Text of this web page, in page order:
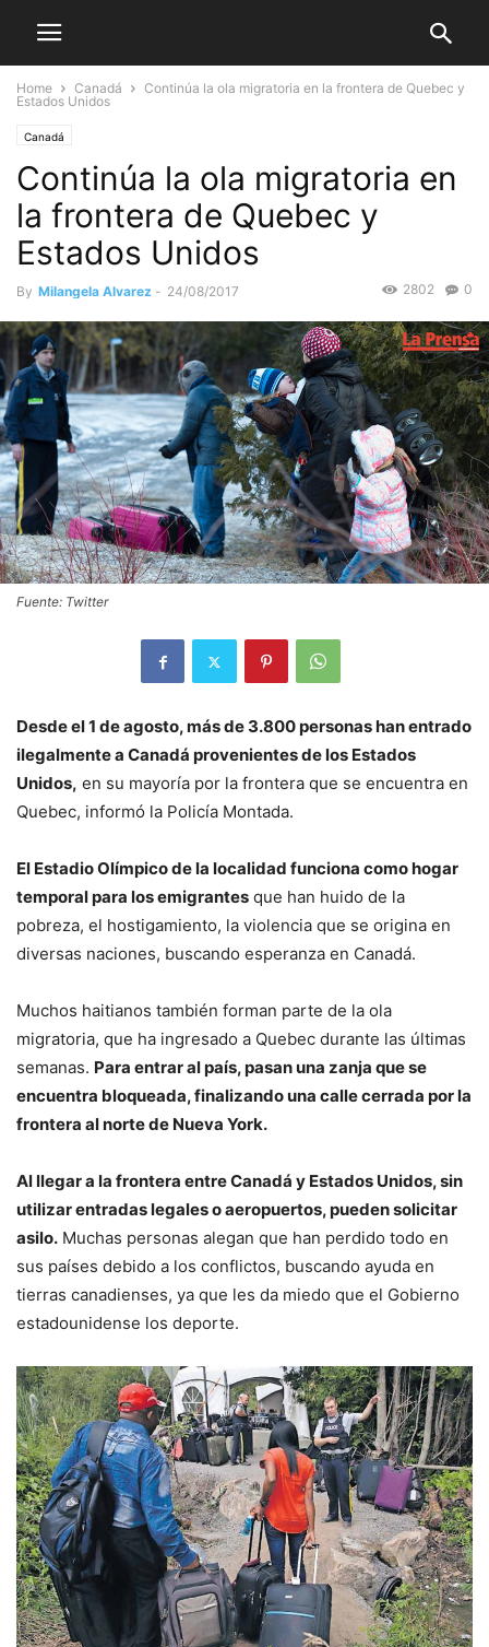
Home Canadá
Continúa la ola migratoria en la frontera de Quebec y
Estados Unidos
Canadá
Continúa la ola migratoria en
la frontera de Quebec y
Estados Unidos
By Milangela Alvarez - 24/08/2017 0
2802
Fuente: Twitter
Desde el 1 de agosto, más de 3.800 personas han entrado
ilegalmente a Canadá provenientes de los Estados
Unidos, en su mayoría por la frontera que se encuentra en
Quebec, informó la Policía Montada.
El Estadio Olímpico de la localidad funciona como hogar
temporal para los emigrantes que han huido de la
pobreza, el hostigamiento, la violencia que se origina en
diversas naciones, buscando esperanza en Canadá.
Muchos haitianos también forman parte de la ola
migratoria, que ha ingresado a Quebec durante las últimas
semanas. Para entrar al país, pasan una zanja que se
encuentra bloqueada, finalizando una calle cerrada por la
frontera al norte de Nueva York.
Al llegar a la frontera entre Canadá y Estados Unidos, sin
utilizar entradas legales o aeropuertos, pueden solicitar
asilo. Muchas personas alegan que han perdido todo en
sus países debido a los conflictos, buscando ayuda en
tierras canadienses, ya que les da miedo que el Gobierno
estadounidense los deporte.